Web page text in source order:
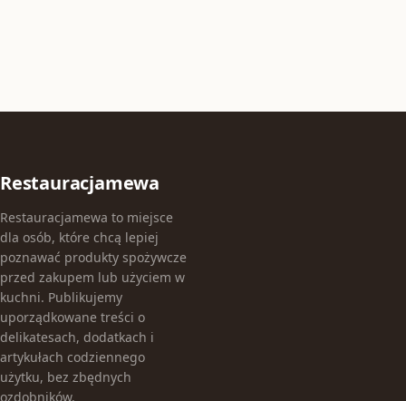
Restauracjamewa
Restauracjamewa to miejsce
dla osób, które chcą lepiej
poznawać produkty spożywcze
przed zakupem lub użyciem w
kuchni. Publikujemy
uporządkowane treści o
delikatesach, dodatkach i
artykułach codziennego
użytku, bez zbędnych
ozdobników.